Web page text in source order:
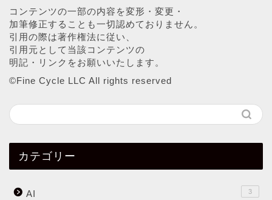
コンテンツの一部の内容を変形・変更・
加筆修正することも一切認めておりません。
引用の際は著作権法に従い、
引用元として当該コンテンツの
明記・リンクをお願いいたします。
©︎Fine Cycle LLC All rights reserved
カテゴリー
AI 3